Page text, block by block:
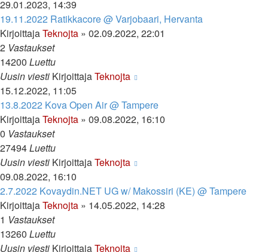
29.01.2023, 14:39
19.11.2022 Ratikkacore @ Varjobaari, Hervanta
KirjoittajaTeknojta » 02.09.2022, 22:01
2 Vastaukset
14200 Luettu
Uusin viesti KirjoittajaTeknojta
15.12.2022, 11:05
13.8.2022 Kova Open Air @ Tampere
KirjoittajaTeknojta » 09.08.2022, 16:10
0 Vastaukset
27494Luettu
Uusin viesti KirjoittajaTeknojta
09.08.2022, 16:10
2.7.2022 Kovaydin.NET UG w/ Makossiri (KE) @ Tampere
KirjoittajaTeknojta » 14.05.2022, 14:28
1 Vastaukset
13260 Luettu
Uusin viesti KirjoittajaTeknojta